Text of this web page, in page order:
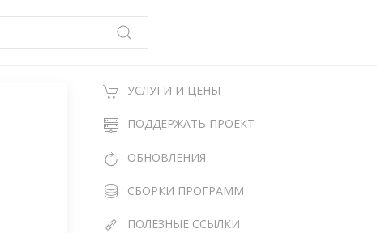
УСЛУГИ И ЦЕНЫ
ПОДДЕРЖАТЬ ПРОЕКТ
ОБНОВЛЕНИЯ
СБОРКИ ПРОГРАММ
ПОЛЕЗНЫЕ ССЫЛКИ